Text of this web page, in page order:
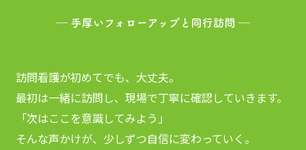
訪問看護が初めてでも、大丈夫。
最初は一緒に訪問し、現場で丁寧に確認していきます。
「次はここを意識してみよう」
そんな声かけが、少しずつ自信に変わっていく。